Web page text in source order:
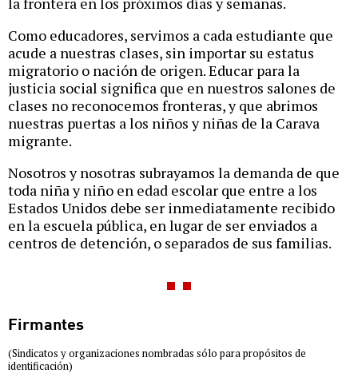
Como educadores, servimos a cada estudiante que
acude a nuestras clases, sin importar su estatus
migratorio o nación de origen. Educar para la
justicia social significa que en nuestros salones de
clases no reconocemos fronteras, y que abrimos
nuestras puertas a los niños y niñas de la Carava
migrante.
Nosotros y nosotras subrayamos la demanda de que
toda niña y niño en edad escolar que entre a los
Estados Unidos debe ser inmediatamente recibido
en la escuela pública, en lugar de ser enviados a
centros de detención, o separados de sus familias.
Firmantes
(Sindicatos y organizaciones nombradas sólo para propósitos de
identificación)